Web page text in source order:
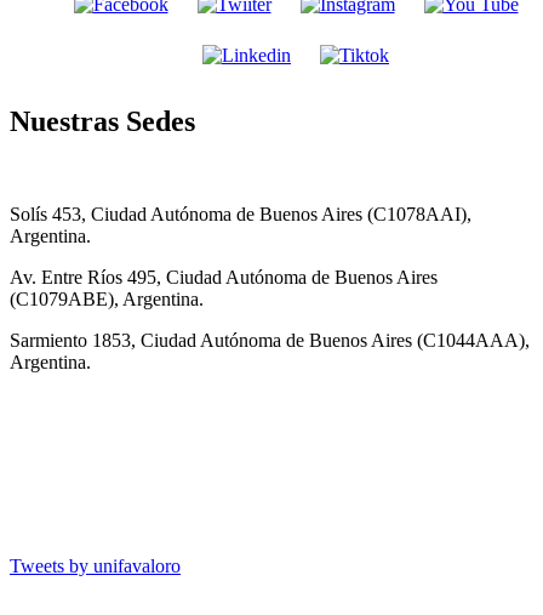
Nuestras Sedes
Solís 453, Ciudad Autónoma de Buenos Aires (C1078AAI),
Argentina.
Av. Entre Ríos 495, Ciudad Autónoma de Buenos Aires
(C1079ABE), Argentina.
Sarmiento 1853, Ciudad Autónoma de Buenos Aires (C1044AAA),
Argentina.